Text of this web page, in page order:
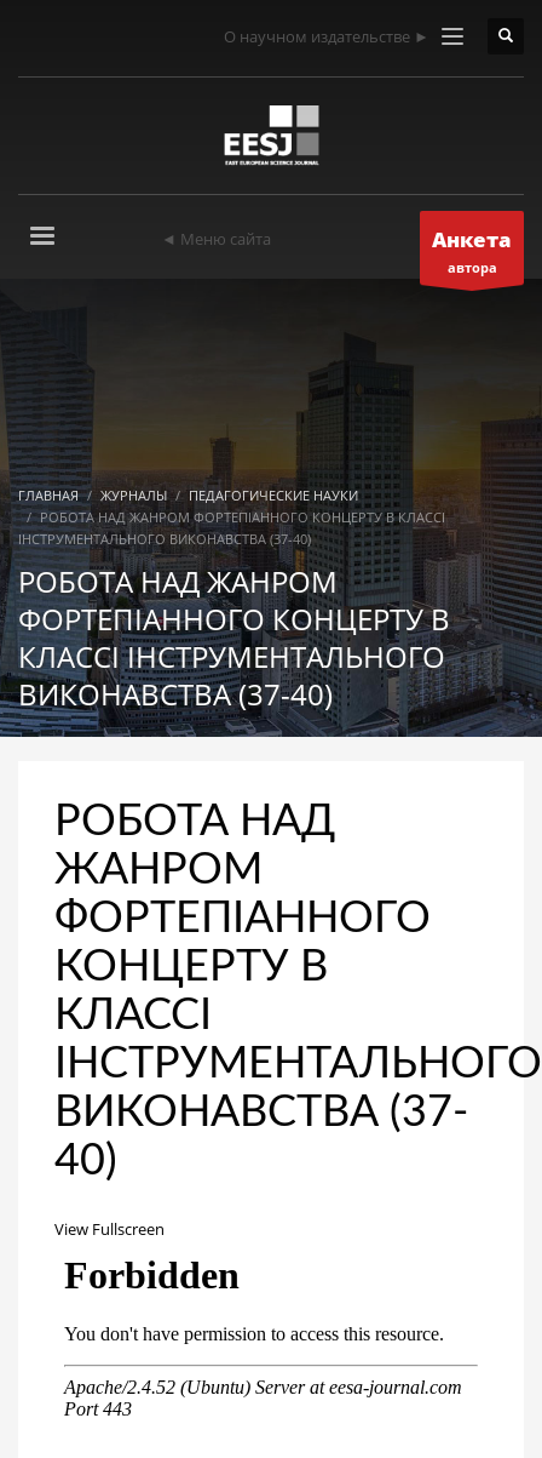
О научном издательстве ►
◄ Меню сайта Анкета
автора
ГЛАВНАЯ ЖУРНАЛЫ
ПЕДАГОГИЧЕСКИЕ НАУКИ
РОБОТА НАД ЖАНРОМ ФОРТЕПІАННОГО КОНЦЕРТУ В КЛАССІ
ІНСТРУМЕНТАЛЬНОГО ВИКОНАВСТВА (37-40)
РОБОТА НАД ЖАНРОМ
ФОРТЕПІАННОГО КОНЦЕРТУ В
КЛАССІ ІНСТРУМЕНТАЛЬНОГО
ВИКОНАВСТВА (37-40)
РОБОТА НАД
ЖАНРОМ
ФОРТЕПІАННОГО
КОНЦЕРТУ В
КЛАССІ
ІНСТРУМЕНТАЛЬНОГО
ВИКОНАВСТВА (37-
40)
View Fullscreen
PDF